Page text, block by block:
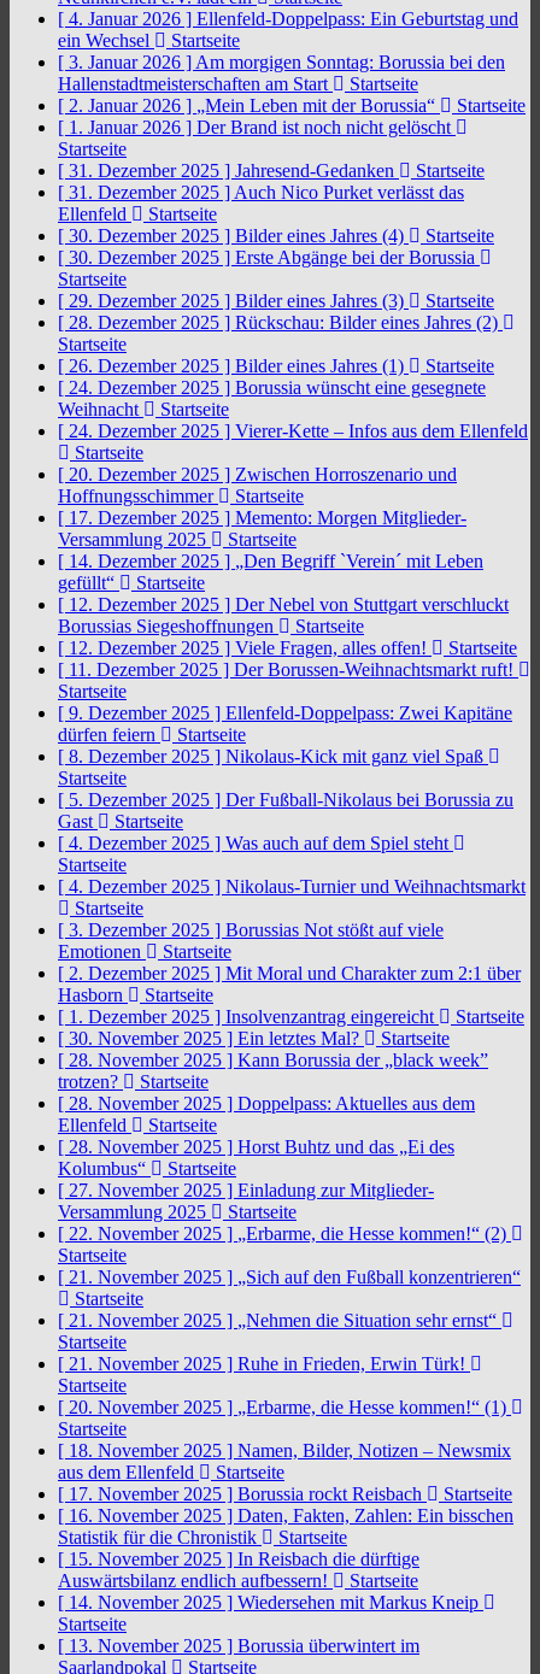
[ 4. Januar 2026 ] Ellenfeld-Doppelpass: Ein Geburtstag und
ein Wechsel
Startseite
[ 3. Januar 2026 ] Am morgigen Sonntag: Borussia bei den
Hallenstadtmeisterschaften am Start
Startseite
[ 2. Januar 2026 ] „Mein Leben mit der Borussia“
Startseite
[ 1. Januar 2026 ] Der Brand ist noch nicht gelöscht
Startseite
[ 31. Dezember 2025 ] Jahresend-Gedanken
Startseite
[ 31. Dezember 2025 ] Auch Nico Purket verlässt das
Ellenfeld
Startseite
[ 30. Dezember 2025 ] Bilder eines Jahres (4)
Startseite
[ 30. Dezember 2025 ] Erste Abgänge bei der Borussia
Startseite
[ 29. Dezember 2025 ] Bilder eines Jahres (3)
Startseite
[ 28. Dezember 2025 ] Rückschau: Bilder eines Jahres (2)
Startseite
[ 26. Dezember 2025 ] Bilder eines Jahres (1)
Startseite
[ 24. Dezember 2025 ] Borussia wünscht eine gesegnete
Weihnacht
Startseite
[ 24. Dezember 2025 ] Vierer-Kette – Infos aus dem Ellenfeld
Startseite
[ 20. Dezember 2025 ] Zwischen Horroszenario und
Hoffnungsschimmer
Startseite
[ 17. Dezember 2025 ] Memento: Morgen Mitglieder-
Versammlung 2025
Startseite
[ 14. Dezember 2025 ] „Den Begriff `Verein´ mit Leben
gefüllt“
Startseite
[ 12. Dezember 2025 ] Der Nebel von Stuttgart verschluckt
Borussias Siegeshoffnungen
Startseite
[ 12. Dezember 2025 ] Viele Fragen, alles offen!
Startseite
[ 11. Dezember 2025 ] Der Borussen-Weihnachtsmarkt ruft!
Startseite
[ 9. Dezember 2025 ] Ellenfeld-Doppelpass: Zwei Kapitäne
dürfen feiern
Startseite
[ 8. Dezember 2025 ] Nikolaus-Kick mit ganz viel Spaß
Startseite
[ 5. Dezember 2025 ] Der Fußball-Nikolaus bei Borussia zu
Gast
Startseite
[ 4. Dezember 2025 ] Was auch auf dem Spiel steht
Startseite
[ 4. Dezember 2025 ] Nikolaus-Turnier und Weihnachtsmarkt
Startseite
[ 3. Dezember 2025 ] Borussias Not stößt auf viele
Emotionen
Startseite
[ 2. Dezember 2025 ] Mit Moral und Charakter zum 2:1 über
Hasborn
Startseite
[ 1. Dezember 2025 ] Insolvenzantrag eingereicht
Startseite
[ 30. November 2025 ] Ein letztes Mal?
Startseite
[ 28. November 2025 ] Kann Borussia der „black week”
trotzen?
Startseite
[ 28. November 2025 ] Doppelpass: Aktuelles aus dem
Ellenfeld
Startseite
[ 28. November 2025 ] Horst Buhtz und das „Ei des
Kolumbus“
Startseite
[ 27. November 2025 ] Einladung zur Mitglieder-
Versammlung 2025
Startseite
[ 22. November 2025 ] „Erbarme, die Hesse kommen!“ (2)
Startseite
[ 21. November 2025 ] „Sich auf den Fußball konzentrieren“
Startseite
[ 21. November 2025 ] „Nehmen die Situation sehr ernst“
Startseite
[ 21. November 2025 ] Ruhe in Frieden, Erwin Türk!
Startseite
[ 20. November 2025 ] „Erbarme, die Hesse kommen!“ (1)
Startseite
[ 18. November 2025 ] Namen, Bilder, Notizen – Newsmix
aus dem Ellenfeld
Startseite
[ 17. November 2025 ] Borussia rockt Reisbach
Startseite
[ 16. November 2025 ] Daten, Fakten, Zahlen: Ein bisschen
Statistik für die Chronistik
Startseite
[ 15. November 2025 ] In Reisbach die dürftige
Auswärtsbilanz endlich aufbessern!
Startseite
[ 14. November 2025 ] Wiedersehen mit Markus Kneip
Startseite
[ 13. November 2025 ] Borussia überwintert im
Saarlandpokal
Startseite